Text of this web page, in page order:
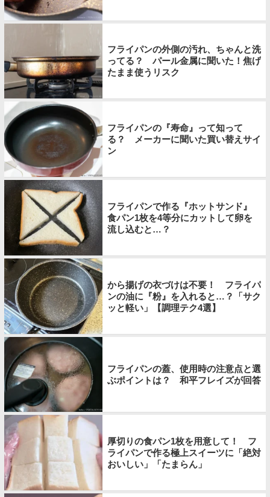
フライパンの外側の汚れ、ちゃんと洗
ってる？ パール金属に聞いた！焦げ
たまま使うリスク
フライパンの『寿命』って知って
る？ メーカーに聞いた買い替えサイ
ン
フライパンで作る『ホットサンド』
食パン1枚を4等分にカットして卵を
流し込むと…？
から揚げの衣づけは不要！ フライパ
ンの油に『粉』を入れると…？「サク
ッと軽い」【調理テク4選】
フライパンの蓋、使用時の注意点と選
ぶポイントは？ 和平フレイズが回答
厚切りの食パン1枚を用意して！ フ
ライパンで作る極上スイーツに「絶対
おいしい」「たまらん」